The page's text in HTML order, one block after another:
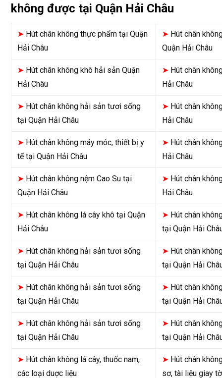
không được tại Quận Hải Châu
➤ Hút chân không thực phẩm tại Quận
Hải Châu
➤ Hút chân
Quận Hải Châu
➤ Hút chân không khô hải sản Quận
Hải Châu
➤ Hút chân
Hải Châu
➤ Hút chân không hải sản tươi sống
tại Quận Hải Châu
➤ Hút chân
Hải Châu
➤ Hút chân không máy móc, thiết bị y
tế tại Quận Hải Châu
➤ Hút chân
Hải Châu
➤ Hút chân không nệm Cao Su tại
Quận Hải Châu
➤ Hút chân
Hải Châu
➤ Hút chân không lá cây khô tại Quận
Hải Châu
➤ Hút chân
tại Quận Hải
➤ Hút chân không hải sản tươi sống
tại Quận Hải Châu
➤ Hút chân
tại Quận Hải
➤ Hút chân không hải sản tươi sống
tại Quận Hải Châu
➤ Hút chân
tại Quận Hải
➤ Hút chân không hải sản tươi sống
tại Quận Hải Châu
➤ Hút chân
tại Quận Hải
➤ Hút chân không lá cây, thuốc nam,
các loại duợc liệu
➤ Hút chân
sơ, tài liệu giay tờ